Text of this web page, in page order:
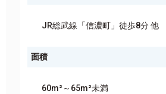
JR総武線「信濃町」徒歩8分 他
面積
60m²～65m²未満